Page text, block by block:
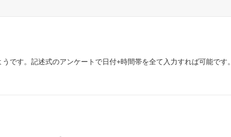
です。記述式のアンケートで日付+時間帯を全て入力すれば可能です。